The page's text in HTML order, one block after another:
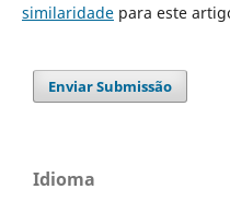
similaridadepara este
Enviar Submissão
Idioma